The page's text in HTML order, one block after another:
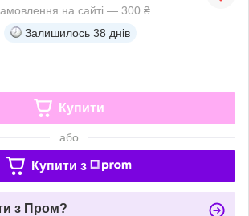
на сайті — 300 ₴
Залишилось 38 днів
Купити
або
Купити з
з Пром?